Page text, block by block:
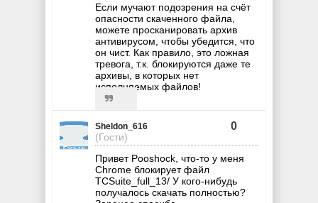
Если мучают подозрения на счёт
опасности скаченного файла,
можете просканировать архив
антивирусом, чтобы убедится, что
он чист. Как правило, это ложная
тревога, т.к. блокируются даже те
архивы, в которых нет
исполняемых файлов!
Sheldon_616
(Гости)
0
Привет Pooshock, что-то у меня
Chrome блокирует файл
TCSuite_full_13/ У кого-нибудь
получалось скачать полностью?